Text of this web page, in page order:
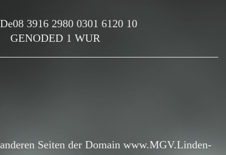
3916 2980 0301 6120 10
1 WUR
Seiten der Domain www.MGV.Linden-